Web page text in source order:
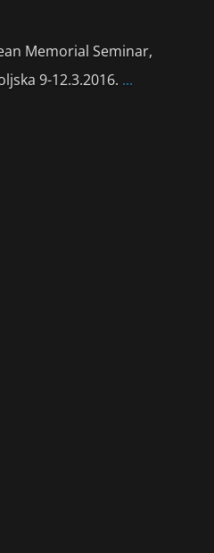
Memorial Seminar,
9-12.3.2016. ...